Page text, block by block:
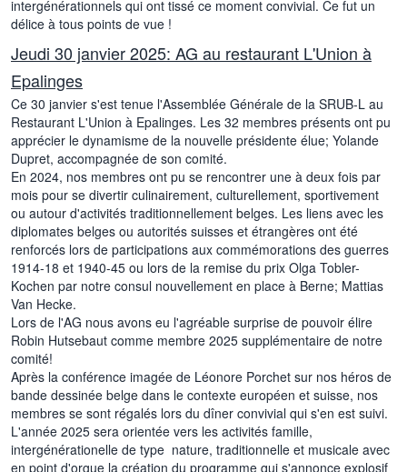
intergénérationnels qui ont tissé ce moment convivial. Ce fut un
délice à tous points de vue !
Jeudi 30 janvier 2025: AG au restaurant L'Union à
Epalinges
Ce 30 janvier s'est tenue l'Assemblée Générale de la SRUB-L au
Restaurant L'Union à Epalinges. Les 32 membres présents ont pu
apprécier le dynamisme de la nouvelle présidente élue; Yolande
Dupret, accompagnée de son comité.
En 2024, nos membres ont pu se rencontrer une à deux fois par
mois pour se divertir culinairement, culturellement, sportivement
ou autour d'activités traditionnellement belges. Les liens avec les
diplomates belges ou autorités suisses et étrangères ont été
renforcés lors de participations aux commémorations des guerres
1914-18 et 1940-45 ou lors de la remise du prix Olga Tobler-
Kochen par notre consul nouvellement en place à Berne; Mattias
Van Hecke.
Lors de l'AG nous avons eu l'agréable surprise de pouvoir élire
Robin Hutsebaut comme membre 2025 supplémentaire de notre
comité!
Après la conférence imagée de Léonore Porchet sur nos héros de
bande dessinée belge dans le contexte européen et suisse, nos
membres se sont régalés lors du dîner convivial qui s'en est suivi.
L'année 2025 sera orientée vers les activités famille,
intergénérationelle de type nature, traditionnelle et musicale avec
en point d'orgue la création du programme qui s'annonce explosif